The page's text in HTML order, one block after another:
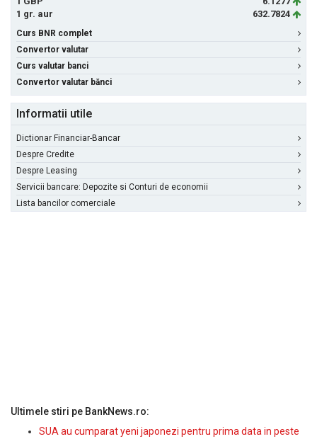
1 gr. aur
632.7824
Curs BNR complet
Convertor valutar
Curs valutar banci
Convertor valutar bănci
Informatii utile
Dictionar Financiar-Bancar
Despre Credite
Despre Leasing
Servicii bancare: Depozite si Conturi de economii
Lista bancilor comerciale
Ultimele stiri pe BankNews.ro:
SUA au cumparat yeni japonezi pentru prima data in peste